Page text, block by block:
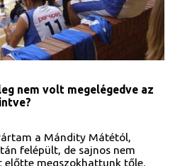
nem volt megelégedve az
a Mándity Mátétól,
felépült, de sajnos nem
megszokhattunk tőle.